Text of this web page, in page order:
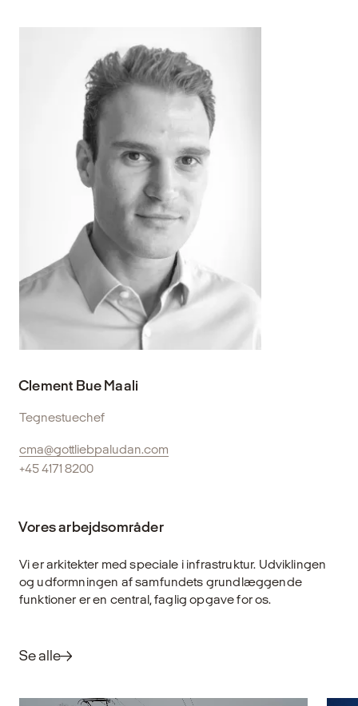
Clement Bue Maali
Tegnestuechef
cma@gottliebpaludan.com
+45 4171 8200
Vores arbejdsområder
Vi er arkitekter med speciale i infrastruktur. Udviklingen
og udformningen af samfundets grundlæggende
funktioner er en central, faglig opgave for os.
Se alle